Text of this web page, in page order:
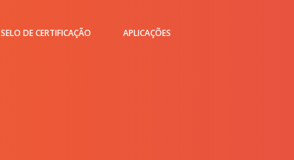
SELO DE CERTIFICAÇÃO APLICAÇÕES